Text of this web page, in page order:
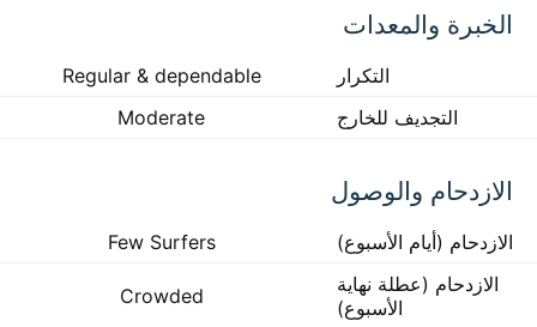
الخبرة والمعدات
التكرار
Regular & dependable
التجديف للخارج
Moderate
الازدحام والوصول
الازدحام (أيام الأسبوع)
Few Surfers
الازدحام (عطلة نهاية
الأسبوع)
Crowded